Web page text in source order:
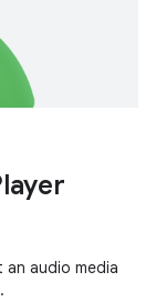
an audio media